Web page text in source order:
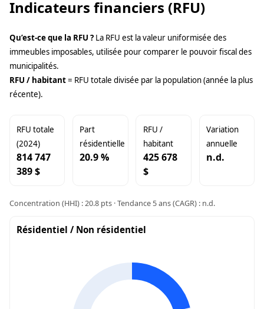
Indicateurs financiers (RFU)
Qu’est-ce que la RFU ? La RFU est la valeur uniformisée des
immeubles imposables, utilisée pour comparer le pouvoir fiscal des
municipalités.
RFU / habitant= RFU totale divisée par la population (année la plus
récente).
RFU totale
(2024)
814 747
389 $
Part
résidentielle
20.9 %
RFU /
habitant
425 678
$
Variation
annuelle
n.d.
Concentration (HHI) : 20.8 pts · Tendance 5 ans (CAGR) : n.d.
Résidentiel / Non résidentiel